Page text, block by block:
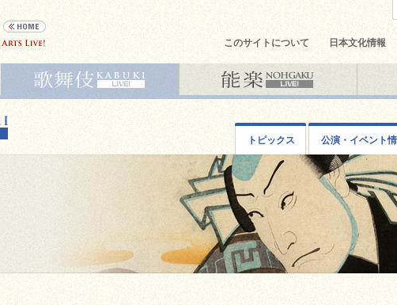
このサイトについて 日本文化情報
トピックス 公演・イベント